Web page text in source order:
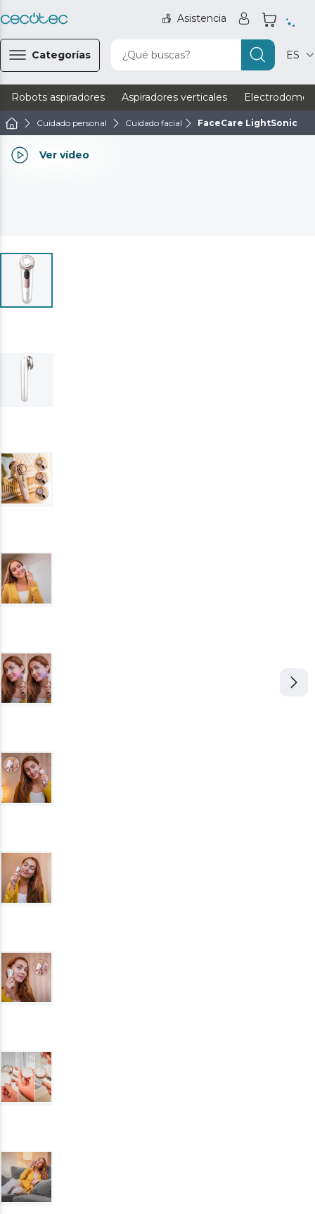
Asistencia
Categorías ¿Qué buscas? ES
Robots aspiradores Aspiradores verticales
Cuidado personal Cuidado facial FaceCare LightSonic
Ver vídeo